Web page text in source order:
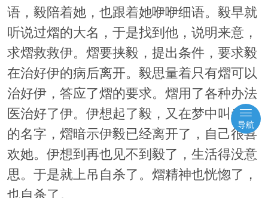
语，毅陪着她，也跟着她咿咿细语。毅早就
听说过熠的大名，于是找到他，说明来意，
求熠救救伊。熠要挟毅，提出条件，要求毅
在治好伊的病后离开。毅思量着只有熠可以
治好伊，答应了熠的要求。熠用了各种办法
医治好了伊。伊想起了毅，又在梦中叫者毅
的名字，熠暗示伊毅已经离开了，自己很喜
欢她。伊想到再也见不到毅了，生活得没意
思。于是就上吊自杀了。熠精神也恍惚了，
也自杀了。
导航